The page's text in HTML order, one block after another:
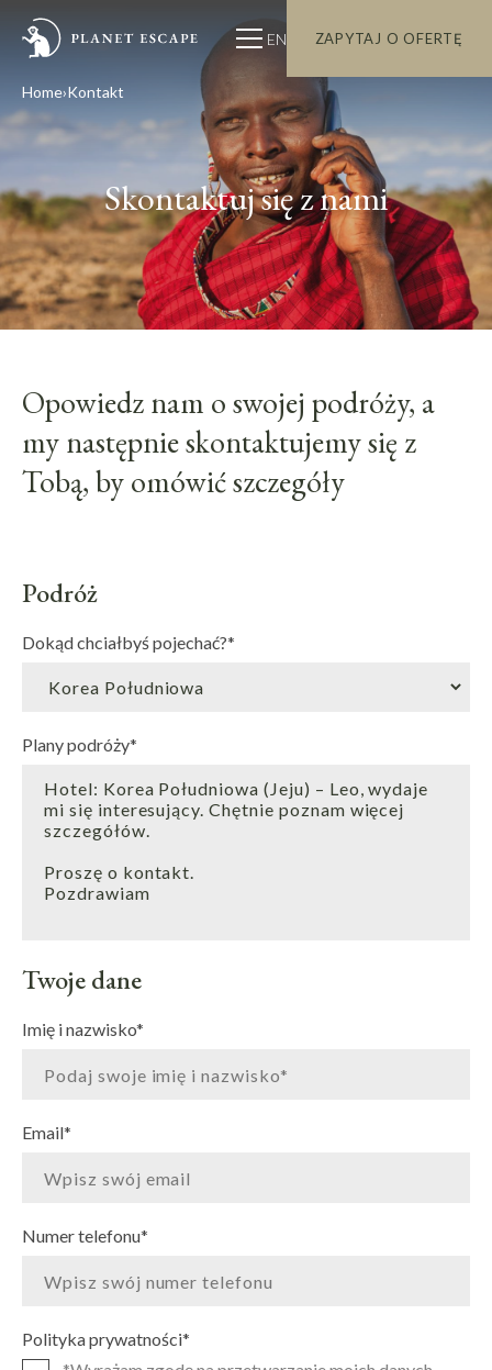
EN ZAPYTAJ O OFERTĘ
Home Kontakt
Skontaktuj się z nami
Opowiedz nam o swojej podróży, a
my następnie skontaktujemy się z
Tobą, by omówić szczegóły
Podróż
Dokąd chciałbyś pojechać?*
Plany podróży*
Twoje dane
Imię i nazwisko*
Email*
Numer telefonu*
Polityka prywatności*